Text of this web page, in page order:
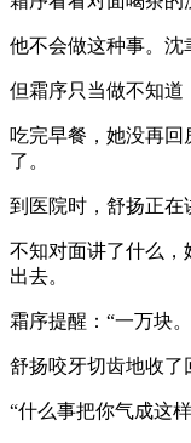
他不会做这种事。沈
但霜序只当做不知道
吃完早餐，她没再
了。
到医院时，舒扬正在
不知对面讲了什么，
出去。
霜序提醒：“一万块
舒扬咬牙切齿地收了
“什么事把你气成这